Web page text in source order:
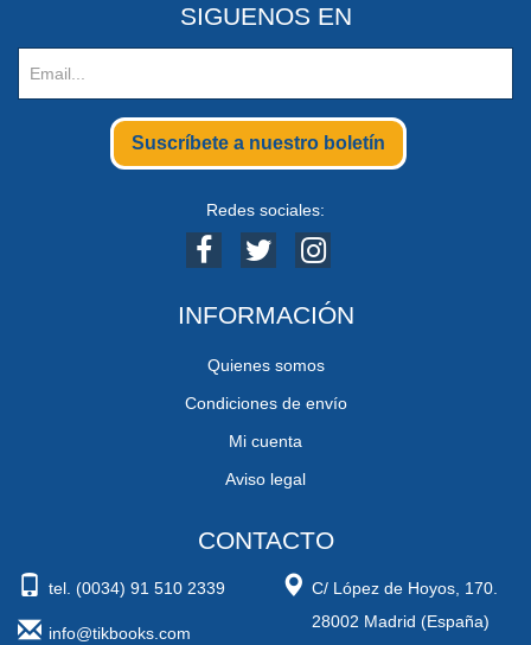
SIGUENOS EN
Suscríbete a nuestro boletín
Redes sociales:
INFORMACIÓN
Quienes somos
Condiciones de envío
Mi cuenta
Aviso legal
CONTACTO
tel. (0034) 91 510 2339
info@tikbooks.com
C/ López de Hoyos, 170.
28002 Madrid (España)